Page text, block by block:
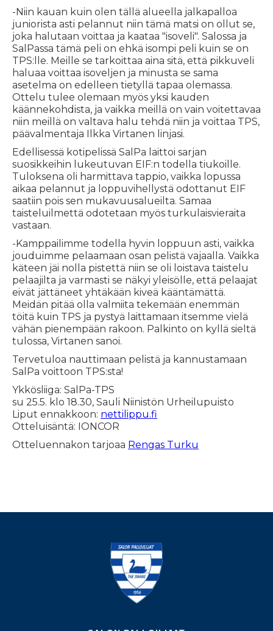
-Niin kauan kuin olen tällä alueella jalkapalloa
juniorista asti pelannut niin tämä matsi on ollut se,
joka halutaan voittaa ja kaataa "isoveli". Salossa ja
SalPassa tämä peli on ehkä isompi peli kuin se on
TPS:lle. Meille se tarkoittaa aina sitä, että pikkuveli
haluaa voittaa isoveljen ja minusta se sama
asetelma on edelleen tietyllä tapaa olemassa.
Ottelu tulee olemaan myös yksi kauden
käännekohdista, ja vaikka meillä on vain voitettavaa
niin meillä on valtava halu tehdä niin ja voittaa TPS,
päävalmentaja Ilkka Virtanen linjasi.
Edellisessä kotipelissä SalPa laittoi sarjan
suosikkeihin lukeutuvan EIF:n todella tiukoille.
Tuloksena oli harmittava tappio, vaikka lopussa
aikaa pelannut ja loppuvihellystä odottanut EIF
saatiin pois sen mukavuusalueilta. Samaa
taisteluilmettä odotetaan myös turkulaisvieraita
vastaan.
-Kamppailimme todella hyvin loppuun asti, vaikka
jouduimme pelaamaan osan pelistä vajaalla. Vaikka
käteen jäi nolla pistettä niin se oli loistava taistelu
pelaajilta ja varmasti se näkyi yleisölle, että pelaajat
eivät jättäneet yhtäkään kiveä kääntämättä.
Meidän pitää olla valmiita tekemään enemmän
töitä kuin TPS ja pystyä laittamaan itsemme vielä
vähän pienempään rakoon. Palkinto on kyllä sieltä
tulossa, Virtanen sanoi.
Tervetuloa nauttimaan pelistä ja kannustamaan
SalPa voittoon TPS:sta!
Ykkösliiga: SalPa-TPS
su 25.5. klo 18.30, Sauli Niinistön Urheilupuisto
Liput ennakkoon: nettilippu.fi
Otteluisäntä: IONCOR
Otteluennakon tarjoaa Rengas Turku